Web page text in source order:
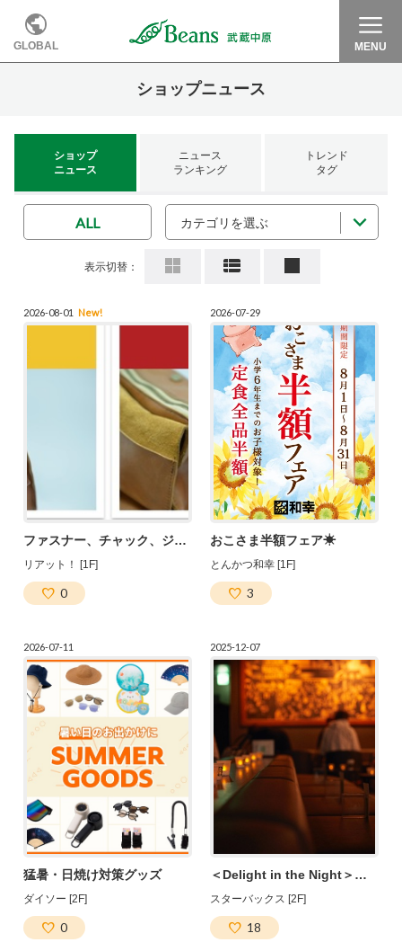
GLOBAL MENU
ショップニュース
ショップ
ニュース
ニュース
ランキング
トレンド
タグ
カテゴリを選ぶ
ALL
表示切替：
2026-08-01 New!
ファスナー、チャック、ジッパーってどう違う？
リアット！ [1F]
0
2026-07-29
おこさま半額フェア☀
とんかつ和幸 [1F]
3
2026-07-11
猛暑・日焼け対策グッズ
ダイソー [2F]
0
2025-12-07
＜Delight in the Night＞開催のお知らせ
スターバックス [2F]
18